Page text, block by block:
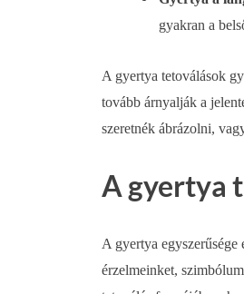
gyakran a
A gyertya tetoválások
tovább árnyalják a
szeretnék ábrázolni,
A gyertya
A gyertya
érzelmeinket,